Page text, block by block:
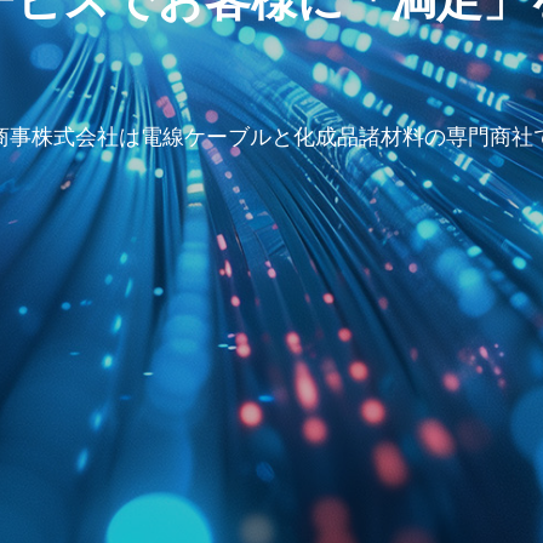
事株式会社は電線ケーブルと化成品諸材料の専門商社